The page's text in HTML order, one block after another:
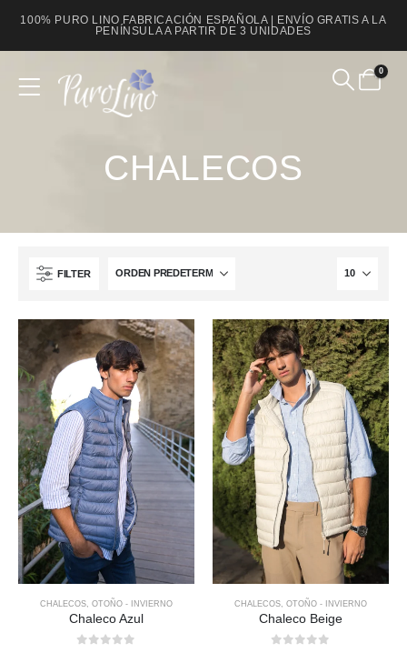
100% PURO LINO FABRICACIÓN ESPAÑOLA | ENVÍO GRATIS A LA
PENÍNSULA A PARTIR DE 3 UNIDADES
0
CHALECOS
FILTER
CHALECOS OTOÑO - INVIERNO
Chaleco Azul
CHALECOS OTOÑO - INVIERNO
Chaleco Beige